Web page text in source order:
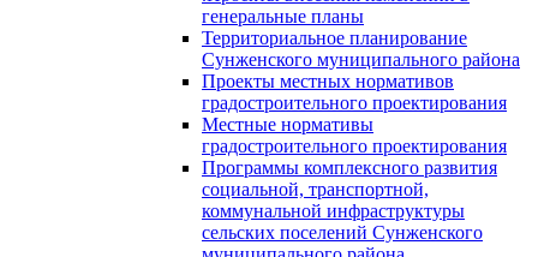
генеральные планы
Территориальное планирование
Сунженского муниципального района
Проекты местных нормативов
градостроительного проектирования
Местные нормативы
градостроительного проектирования
Программы комплексного развития
социальной, транспортной,
коммунальной инфраструктуры
сельских поселений Сунженского